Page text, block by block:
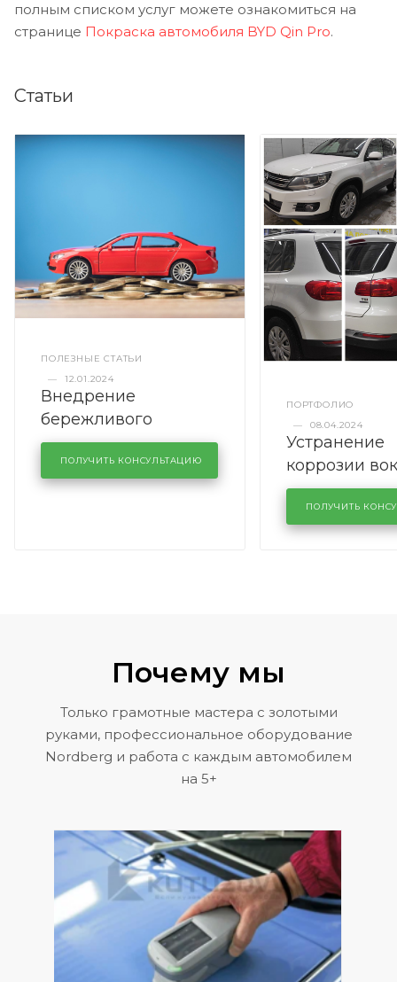
полным списком услуг можете ознакомиться на
странице Покраска автомобиля BYD Qin Pro.
Статьи
ПОЛЕЗНЫЕ СТАТЬИ
—
12.01.2024
Внедрение
бережливого
производства в
кузовном сервисе
KUTUZOVV
ПОЛУЧИТЬ КОНСУЛЬТАЦИЮ
ПОРТФОЛИО
—
08.04.2024
Устранение
коррозии
лобового
районе
Volkswagen
ПОЛУЧИТЬ
Почему мы
Только грамотные мастера с золотыми
руками, профессиональное оборудование
Nordberg и работа с каждым автомобилем
на 5+